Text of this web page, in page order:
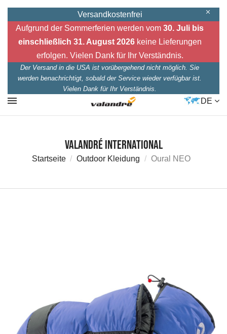
Versandkostenfrei
Aufgrund der Sommerferien werden vom 30. Juli bis
einschließlich 31. August 2026keine Lieferungen
erfolgen. Vielen Dank für Ihr Verständnis.
Der Versand in die USA ist vorübergehend nicht möglich. Sie
werden benachrichtigt, sobald der Service wieder verfügbar ist.
Vielen Dank für Ihr Verständnis.
DE
Valandré International
Startseite Outdoor Kleidung Oural NEO